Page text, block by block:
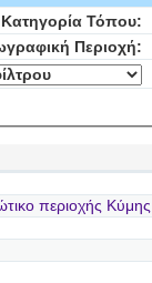
Κατηγορία Τόπου:
Περιοχή:
περιοχής Κύμης